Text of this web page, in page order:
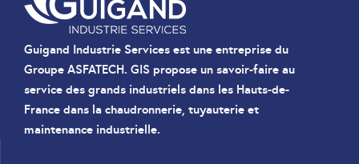
Guigand Industrie Services est une entreprise du
Groupe ASFATECH. GIS propose un savoir-faire au
service des grands industriels dans les Hauts-de-
France dans la chaudronnerie, tuyauterie et
maintenance industrielle.